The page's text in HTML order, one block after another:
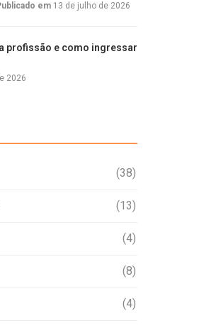
em 13 de julho de 2026
profissão e como ingressar
2026
(38)
(13)
(4)
(8)
(4)